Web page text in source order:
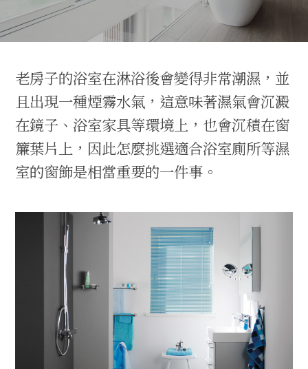
老房子的浴室在淋浴後會變得非常潮濕，並
且出現一種煙霧水氣，這意味著濕氣會沉澱
在鏡子、浴室家具等環境上，也會沉積在窗
簾葉片上，因此怎麼挑選適合浴室廁所等濕
室的窗飾是相當重要的一件事。